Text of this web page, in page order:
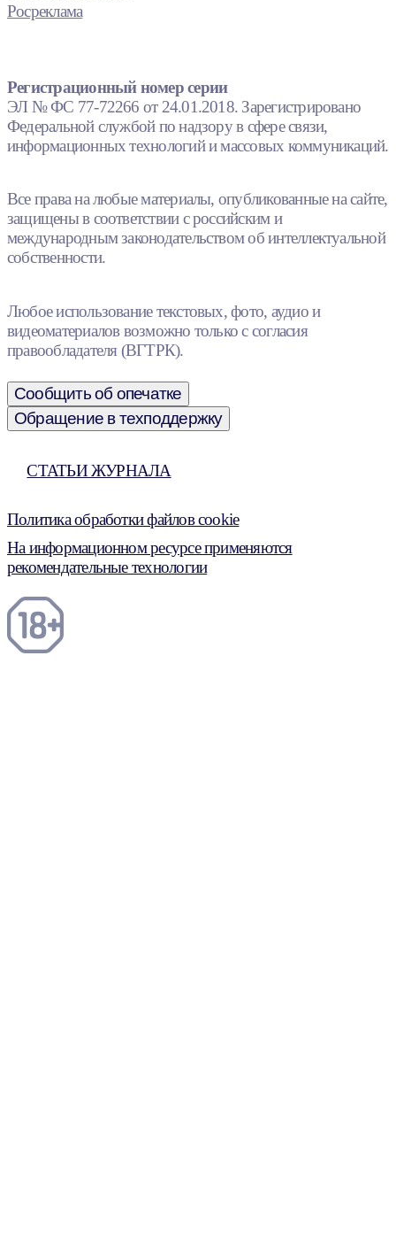
Росреклама
Регистрационный номер серии
ЭЛ № ФС 77-72266 от 24.01.2018. Зарегистрировано
Федеральной службой по надзору в сфере связи,
информационных технологий и массовых коммуникаций.
Все права на любые материалы, опубликованные на сайте,
защищены в соответствии с российским и
международным законодательством об интеллектуальной
собственности.
Любое использование текстовых, фото, аудио и
видеоматериалов возможно только с согласия
правообладателя (ВГТРК).
Сообщить об опечатке
Обращение в техподдержку
СТАТЬИ ЖУРНАЛА
Политика обработки файлов cookie
На информационном ресурсе применяются
рекомендательные технологии